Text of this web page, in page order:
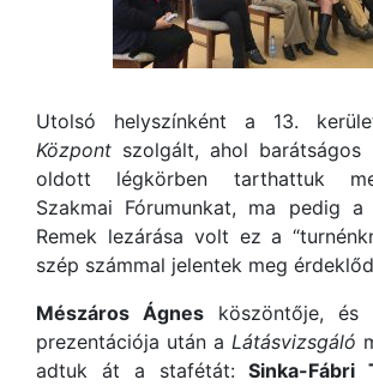
Utolsó helyszínként a 13.
Központ szolgált, ahol barátságos
oldott légkörben tarthattuk
Szakmai Fórumunkat, ma pedig a
Remek lezárása volt ez a
szép számmal jelentek meg
Mészáros Ágnes köszöntője, és
prezentációja után a Látásvizsgáló
adtuk át a stafétát:Sinka-Fábri